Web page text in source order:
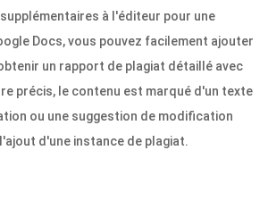
à l'éditeur pour une
Docs, vous pouvez facilement ajouter
un rapport de plagiat détaillé avec
précis, le contenu est marqué d'un texte
ou une suggestion de modification
d'une instance de plagiat.